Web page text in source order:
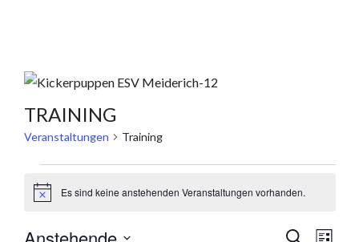
TRAINING
Veranstaltungen Training
HinweisEs sind keine anstehenden Veranstaltungen vorhanden.
Suche